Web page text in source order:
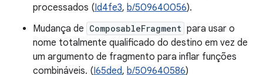
processados (Id4fe3, b/509640056).
Mudança de ComposableFragment para usar o
nome totalmente qualificado do destino em vez de
um argumento de fragmento para inflar funções
combináveis. (I65ded, b/509640586)